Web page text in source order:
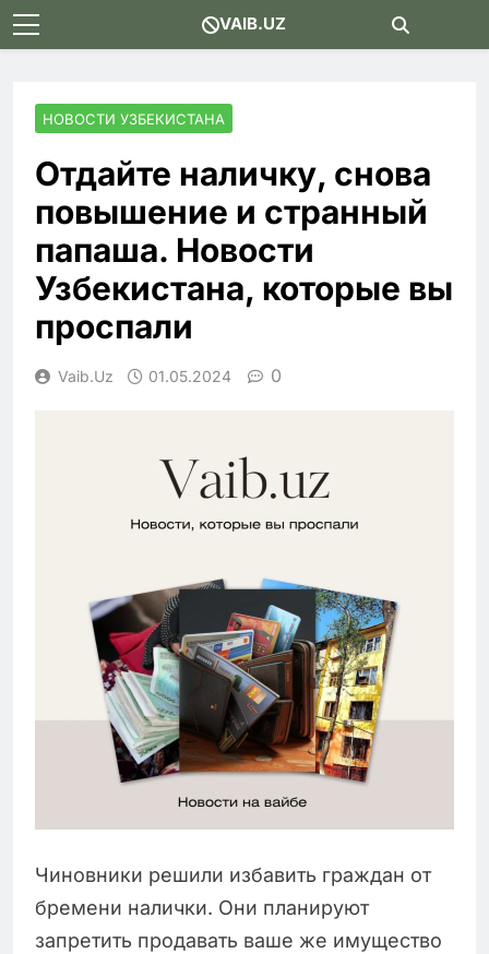
Skip
to
VAIB.UZ
НОВОСТИ УЗБЕКИСТАНА
Отдайте наличку, снова
повышение и странный
папаша. Новости
Узбекистана, которые вы
проспали
Vaib.uz 01.05.2024 0
Чиновники решили избавить граждан от
бремени налички. Они планируют
запретить продавать ваше же имущество